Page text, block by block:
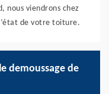
nous viendrons chez
de votre toiture.
demoussage de